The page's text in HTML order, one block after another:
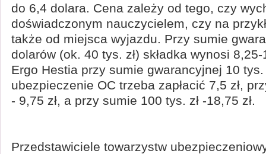
do 6,4 dolara. Cena zależy od tego, czy
doświadczonym nauczycielem, czy na
także od miejsca wyjazdu. Przy sumie
dolarów (ok. 40 tys. zł) składka wynosi
Ergo Hestia przy sumie gwarancyjnej 10 tys.
ubezpieczenie OC trzeba zapłacić 7,5 zł,
- 9,75 zł, a przy sumie 100 tys. zł -18,75 zł.
Przedstawiciele towarzystw